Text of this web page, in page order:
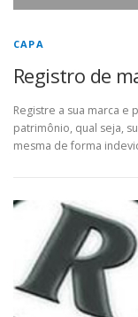
CAPA
Registro de
Registre a sua marca
patrimônio, qual seja,
mesma de forma